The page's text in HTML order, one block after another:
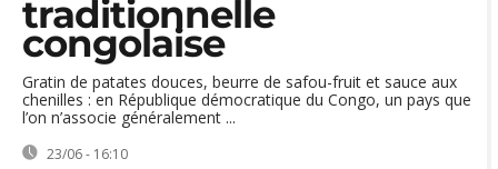
traditionnelle
congolaise
Gratin de patates douces, beurre de safou-fruit et sauce aux
chenilles : en République démocratique du Congo, un pays que
l’on n’associe généralement ...
23/06 - 16:10